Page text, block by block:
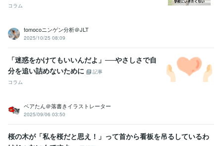
コラム
tomocoニンゲン分析＠JLT
2025/10/25 08:09
「迷惑をかけてもいいんだよ」──やさしさで自
分を追い詰めないために
記事
コラム
ベアたん＠落書きイラストレーター
2025/09/06 03:50
桜の木が「私を桜だと思え！」って首から看板を吊るしているわ